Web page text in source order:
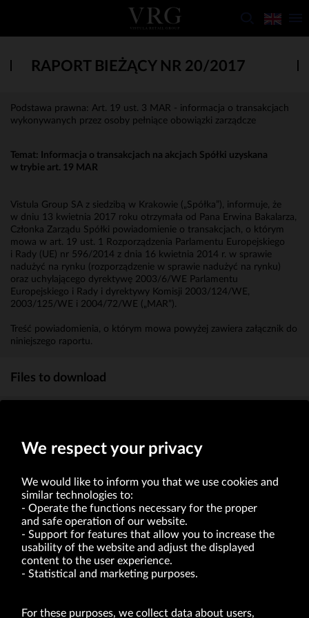
RAPORT BIEŻĄCY NR 20/2017
Podstawa prawna: Art. 19 ust. 3 MAR - informacja o transakcjach
wykonywanych przez osoby pełniące obowiązki zarządcze
Temat: Informacja o transakcjach na akcjach Spółki uzyskana
w trybie art. 19 MAR
Vistula Group SA z siedzibą w Krakowie („Spółka”), informuje, że
w dniu 13 kwietnia 2017 roku otrzymała od Pana Erwina Bakalarza,
Członka Zarządu Spółki powiadomienie o transakcjach, o którym
mowa w art. 19 ust. 1 Rozporządzenia Parlamentu Europejskiego
i Rady (UE) nr 596/2014 z dnia 16 kwietnia 2014 r. w sprawie
nadużyć na rynku (rozporządzenie w sprawie nadużyć na rynku)
oraz uchylającego dyrektywę 2003/6/WE Parlamentu
Europejskiego i Rady i dyrektywy Komisji 2003/124/WE,
2003/125/WE i 2004/72/WE („MAR”).
Treść powiadomienia, o którym mowa powyżej zawiera załącznik do
niniejszego raportu.
Files to download
VRG S.A. | 10 Pilotów Street | 31-462 Kraków
Tax Identification Number: 675-000-03-61
District Court for Kraków-Śródmieście in Kraków
XI Economic Department of the National Court Register number 0000047082
of act of 8.03.2013 on combating excessive late payment in commercial transactions
We respect your privacy
We would like to inform you that we use cookies and
similar technologies to:
Operate the functions necessary for the proper
and safe operation of our website.
Support for features that allow you to increase the
usability of the website and adjust the displayed
content to the user experience.
Statistical and marketing purposes.
For these purposes, we collect data about users,